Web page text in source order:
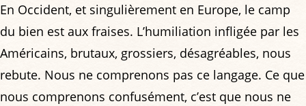
En Occident, et singulièrement en Europe, le camp
du bien est aux fraises. L’humiliation infligée par les
Américains, brutaux, grossiers, désagréables, nous
rebute. Nous ne comprenons pas ce langage. Ce que
nous comprenons confusément, c’est que nous ne